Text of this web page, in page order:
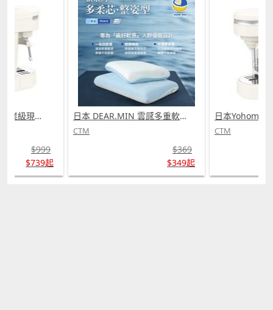
日本Yohome 迷你專業級現磨鮮萃奶泡3合1半自動家庭意式咖啡機 (需訂貨)
$999
$739起
日本 DEAR.MIN 雲感多重軟芯柔托緩壓Peace柔眠枕 (需訂貨)
CTM
$369
$349起
CTM